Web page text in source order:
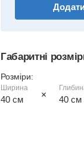
німфея альба
дуб сонома
Габаритні
Розміри:
Ширина
40 см 40 см